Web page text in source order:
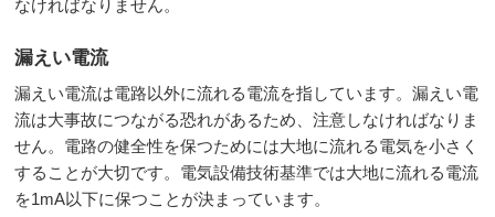
なければなりません。
漏えい電流
漏えい電流は電路以外に流れる電流を指しています。漏えい電
流は大事故につながる恐れがあるため、注意しなければなりま
せん。電路の健全性を保つためには大地に流れる電気を小さく
することが大切です。電気設備技術基準では大地に流れる電流
を1mA以下に保つことが決まっています。